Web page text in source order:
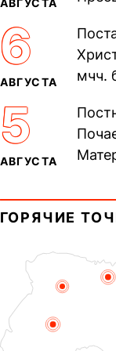
АВГУСТА
прп.
6
АВГУСТА
мчч.
5
АВГУСТА
ГОРЯЧИЕ